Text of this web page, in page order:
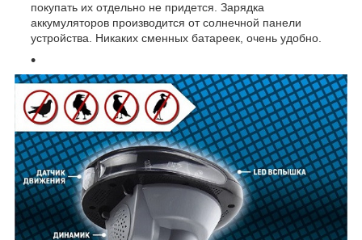
покупать их отдельно не придется. Зарядка
аккумуляторов производится от солнечной панели
устройства. Никаких сменных батареек, очень удобно.